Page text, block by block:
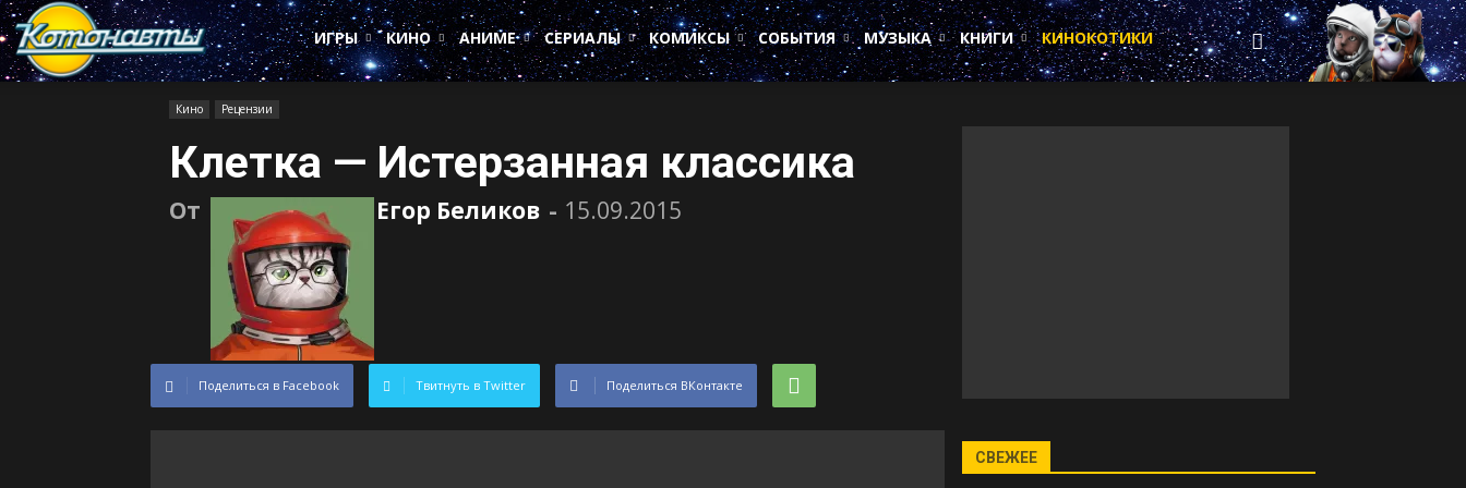
Котонавты
ИГРЫ
КИНО АНИМЕ СЕРИАЛЫ КОМИКСЫ СОБЫТИЯ МУЗЫКА КНИГИ КИНОКОТИКИ
Кино Рецензии
Клетка — Истерзанная классика
От Егор Беликов - 15.09.2015
Поделиться в Facebook Твитнуть в Twitter Поделиться ВКонтакте
СВЕЖЕЕ